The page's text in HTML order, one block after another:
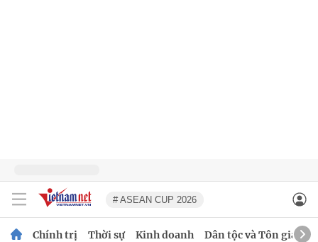
# ASEAN CUP 2026
Chính trị Thời sự Kinh doanh Dân tộc và Tôn giáo